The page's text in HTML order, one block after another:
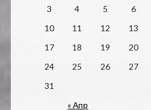
« Апр
3
4 5 6
10
11 12 13
17
18 19 20
24
25 26 27
31